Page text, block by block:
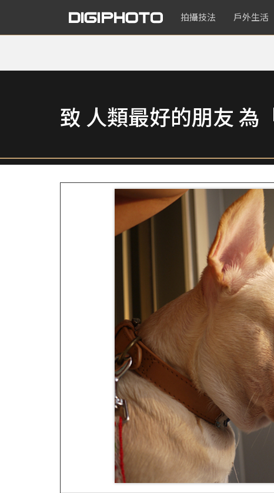
拍攝技法 戶外生活
致 人類最好的朋友 為